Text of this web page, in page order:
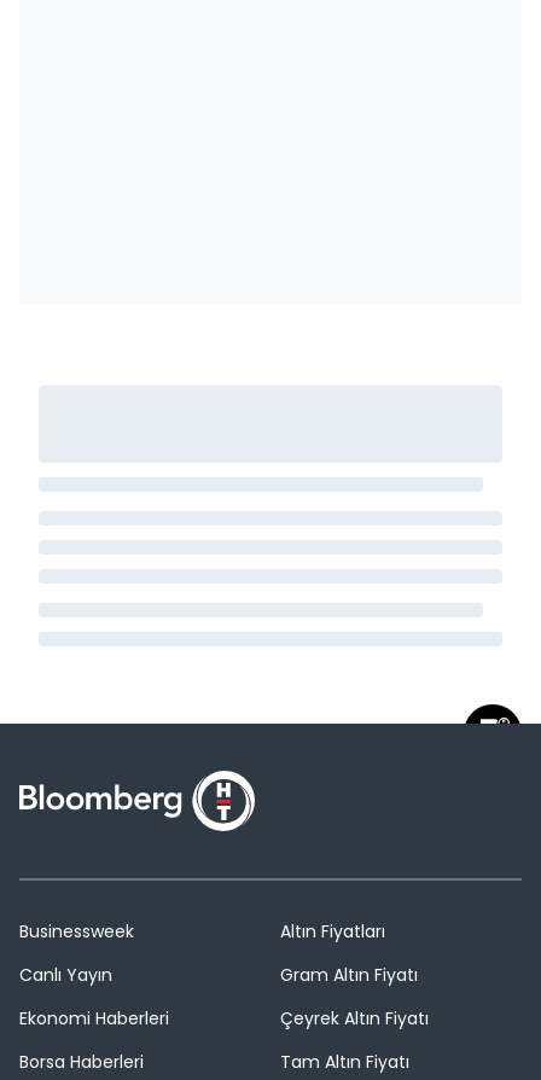
Businessweek
Canlı Yayın
Ekonomi Haberleri
Borsa Haberleri
Altın Fiyatları
Gram Altın Fiyatı
Çeyrek Altın Fiyatı
Tam Altın Fiyatı